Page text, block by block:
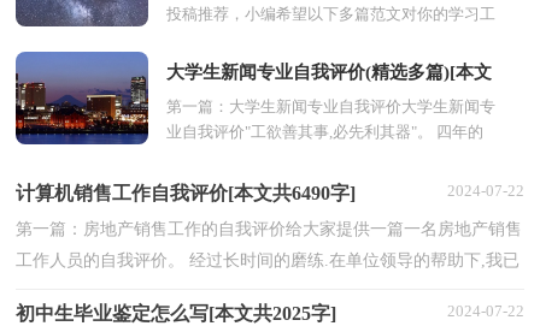
投稿推荐，小编希望以下多篇范文对你的学习工
文400字这篇...
大学生新闻专业自我评价(精选多篇)[本文
共2849字]
第一篇：大学生新闻专业自我评价大学生新闻专
业自我评价"工欲善其事,必先利其器"。 四年的
实自己...
计算机销售工作自我评价[本文共6490字] 2024-07-22
第一篇：房地产销售工作的自我评价给大家提供一篇一名房地产销售
工作人员的自我评价。 经过长时间的磨练.在单位领导的帮助下,我已
初中生毕业鉴定怎么写[本文共2025字] 2024-07-22